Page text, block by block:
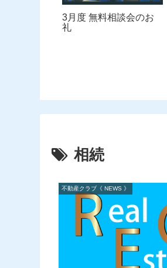
3月度 無料相談会のお
礼
相続
不動産クラブ《 NEWS 》